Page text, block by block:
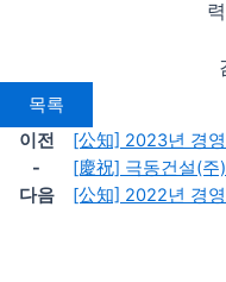
목록
이전
[公知] 2023년 경
-
[慶祝] 극동건설(주
다음
[公知] 2022년 경